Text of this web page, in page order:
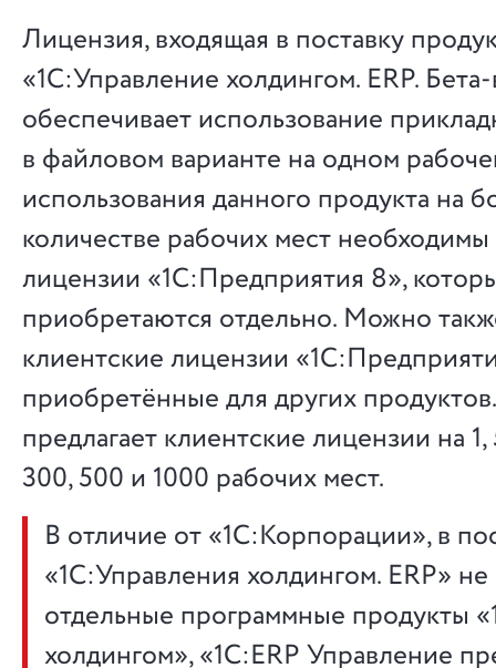
Лицензия, входящая в поставку
«1С:Управление холдингом. ERP.
обеспечивает использование
в файловом варианте на одном
использования данного продукта на
количестве рабочих мест
лицензии «1С:Предприятия 8»,
приобретаются отдельно. Можно
клиентские лицензии
приобретённые для других
предлагает клиентские лицензии на 1,
300, 500 и 1000 рабочих мест.
В отличие от «1С:Корпорации», в
«1С:Управления холдингом. ERP» не
отдельные программные продукты
холдингом», «1С:ERP Управление